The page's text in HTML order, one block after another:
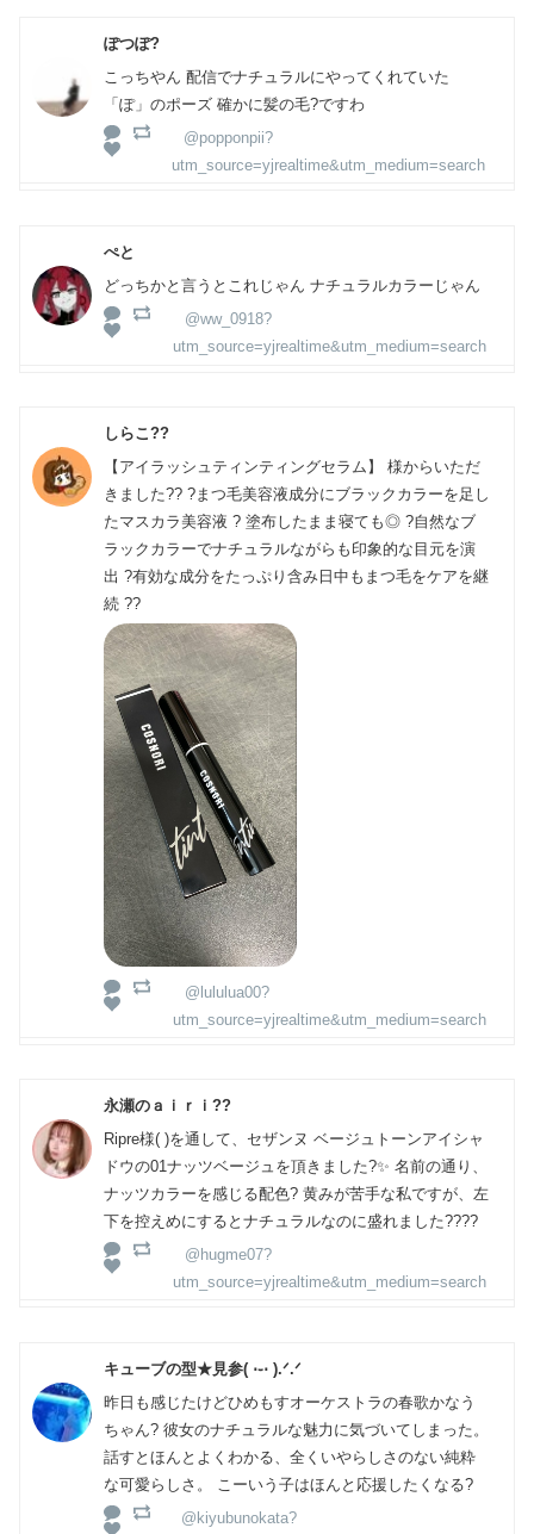
ぽつぽ?
こっちやん 配信でナチュラルにやってくれていた
「ぽ」のポーズ 確かに髪の毛?ですわ
@popponpii?
utm_source=yjrealtime&utm_medium=search
ぺと
どっちかと言うとこれじゃん ナチュラルカラーじゃん
@ww_0918?
utm_source=yjrealtime&utm_medium=search
しらこ?️?
【アイラッシュティンティングセラム】 様からいただ
きました?? ?まつ毛美容液成分にブラックカラーを足し
たマスカラ美容液 ? 塗布したまま寝ても◎ ?自然なブ
ラックカラーでナチュラルながらも印象的な目元を演
出 ?有効な成分をたっぷり含み日中もまつ毛をケアを継
続 ??
@lululua00?
utm_source=yjrealtime&utm_medium=search
永瀬のａｉｒｉ??
Ripre様( )を通して、セザンヌ ベージュトーンアイシャ
ドウの01ナッツベージュを頂きました?✨ 名前の通り、
ナッツカラーを感じる配色? 黄みが苦手な私ですが、左
下を控えめにするとナチュラルなのに盛れました????
@hugme07?
utm_source=yjrealtime&utm_medium=search
キューブの型★見参( ⋅֊⋅ ).ᐟ.ᐟ
昨日も感じたけどひめもすオーケストラの春歌かなう
ちゃん? 彼女のナチュラルな魅力に気づいてしまった。
話すとほんとよくわかる、全くいやらしさのない純粋
な可愛らしさ。 こーいう子はほんと応援したくなる?
@kiyubunokata?